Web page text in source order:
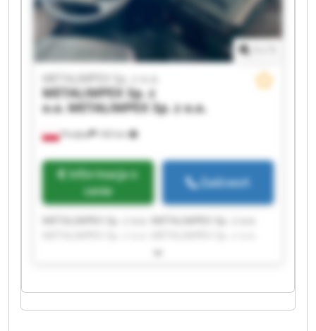
Poręba 160 km
METALIMPEX Sp. z o.o.
METALIMPEX Sp. z
o.o. METALIMPEX Sp. z o.o.
Informacja o
cenie
Zadzwoń
METALIMPEX Sp. z o.o. METALIMPEX Sp. z o.o.
METALIMPEX Sp. z o.o. METALIMPEX Sp. z o.o.
METALIMPEX Sp. z o.o. METALIMPEX Sp. z o.o.
METALIMPEX Sp. z o.o. METALIMPEX Sp. z o.o.